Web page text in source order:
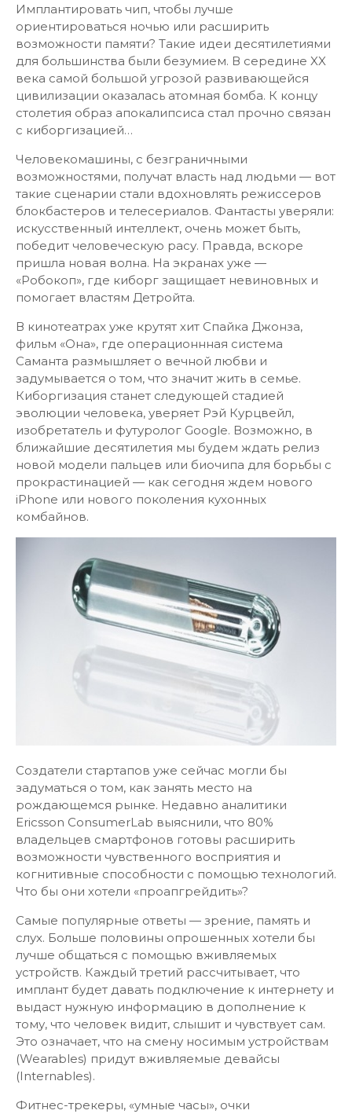
Имплантировать чип, чтобы лучше
ориентироваться ночью или расширить
возможности памяти? Такие идеи десятилетиями
для большинства были безумием. В середине XX
века самой большой угрозой развивающейся
цивилизации оказалась атомная бомба. К концу
столетия образ апокалипсиса стал прочно связан
с киборгизацией…
Человекомашины, с безграничными
возможностями, получат власть над людьми — вот
такие сценарии стали вдохновлять режиссеров
блокбастеров и телесериалов. Фантасты уверяли:
искусственный интеллект, очень может быть,
победит человеческую расу. Правда, вскоре
пришла новая волна. На экранах уже —
«Робокоп», где киборг защищает невиновных и
помогает властям Детройта.
В кинотеатрах уже крутят хит Спайка Джонза,
фильм «Она», где операционнная система
Саманта размышляет о вечной любви и
задумывается о том, что значит жить в семье.
Киборгизация станет следующей стадией
эволюции человека, уверяет Рэй Курцвейл,
изобретатель и футуролог Google. Возможно, в
ближайшие десятилетия мы будем ждать релиз
новой модели пальцев или биочипа для борьбы с
прокрастинацией — как сегодня ждем нового
iPhone или нового поколения кухонных
комбайнов.
Создатели стартапов уже сейчас могли бы
задуматься о том, как занять место на
рождающемся рынке. Недавно аналитики
Ericsson ConsumerLab выяснили, что 80%
владельцев смартфонов готовы расширить
возможности чувственного восприятия и
когнитивные способности с помощью технологий.
Что бы они хотели «проапгрейдить»?
Самые популярные ответы — зрение, память и
слух. Больше половины опрошенных хотели бы
лучше общаться с помощью вживляемых
устройств. Каждый третий рассчитывает, что
имплант будет давать подключение к интернету и
выдаст нужную информацию в дополнение к
тому, что человек видит, слышит и чувствует сам.
Это означает, что на смену носимым устройствам
(Wearables) придут вживляемые девайсы
(Internables).
Фитнес-трекеры, «умные часы», очки